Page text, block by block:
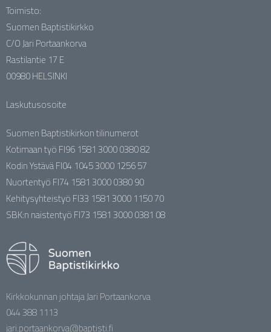
Toimisto:
Suomen Baptistikirkko
C/O Jari Portaankorva
Rastilantie 17 E
00980 HELSINKI
Laskutusosoite
Suomen Baptistikirkon tilinumerot
Kotimaan työ FI96 1581 3000 0380 82
Kodin Ystävä FI04 1045 3000 1256 57
Nuortentyö FI74 1581 3000 0380 90
Kehitysyhteistyö FI33 1581 3000 1150 70
SBK:n naistentyö FI73 1581 3000 0381 08
Kirkkokunnan johtaja Jari Portaankorva
044 388 1113
jari.portaankorva@baptisti.fi